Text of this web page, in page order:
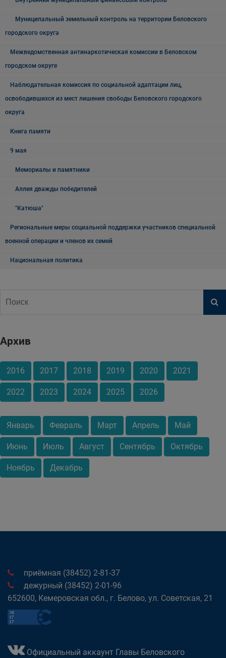
Муниципальный земельный контроль на территории Беловского
городского округа
Межведомственная антинаркотическая комиссии в Беловском
городском округе
Наблюдательная комиссия по социальной адаптации лиц,
освободившихся из мест лишения свободы Беловского городского
округа
Книга памяти
9 мая
Мемориалы и памятники
Аллея дважды победителей
"Катюша"
Региональные меры социальной поддержки участников специальной
военной операции и членов их семей
Национальная политика
Архив
2016 2017 2018 2019 2020 2021
2022 2023 2024 2025 2026
Январь Февраль Март Апрель Май
Июнь Июль Август Сентябрь Октябрь
Ноябрь Декабрь
приёмная (38452) 2-81-37
дежурный (38452) 2-01-96
652600, Кемеровская обл., г. Белово, ул. Советская, 21
Официальный аккаунт Главы Беловского